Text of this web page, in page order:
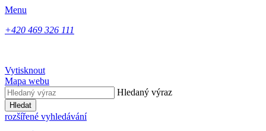
Menu
+420 469 326 111
Vytisknout
Mapa webu
Hledaný výraz
Hledat
rozšířené vyhledávání